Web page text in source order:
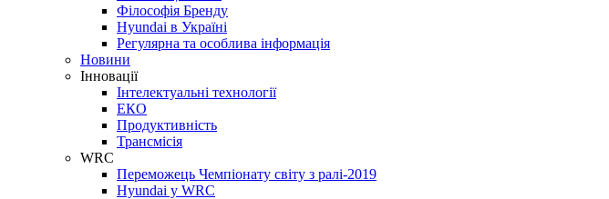
Філософія Бренду
Hyundai в Україні
Регулярна та особлива інформація
Новини
Інновації
Інтелектуальні технології
ЕКО
Продуктивність
Трансмісія
WRC
Переможець Чемпіонату світу з ралі-2019
Hyundai у WRC